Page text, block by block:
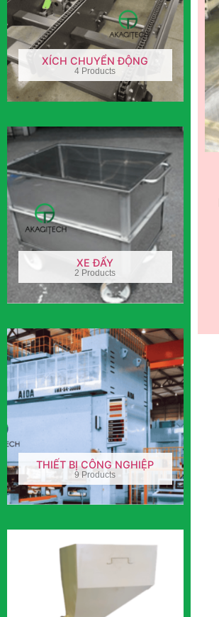
XÍCH CHUYỂN ĐỘNG
4 Products
XE ĐẨY
2 Products
THIẾT BỊ CÔNG NGHIỆP
9 Products